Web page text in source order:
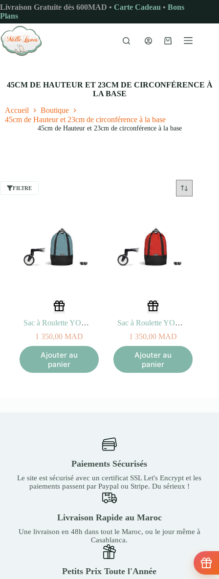
Passer
au
contenu
Livraison Gratuite dès 600MAD • Carte Cadeau • Bons
Plans
Panier
45CM DE HAUTEUR ET 23CM DE CIRCONFÉRENCE À
LA BASE
Accueil
Boutique
45cm de Hauteur et 23cm de circonférence à la base
45cm de Hauteur et 23cm de circonférence à la base
FILTRE
Sac à Roulette YOYO+ Bag Aqua
1 350,00 MAD
Ajouter au
panier
Sac à Roulette YOYO+ Bag Rouge
1 350,00 MAD
Ajouter au
panier
Paiements Sécurisés
Le site est sécurisé avec un certificat SSL Let's Encrypt et les
paiements passent par Paypal ou Stripe. Du sérieux !
Livraison Rapide au Maroc
Une livraison en 48h dans tout le Maroc, ou le jour même à
Casablanca.
Petits Prix Toute l'Année